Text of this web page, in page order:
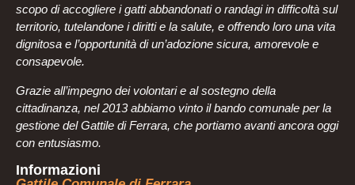
scopo di accogliere i gatti abbandonati o randagi in difficoltà sul
territorio, tutelandone i diritti e la salute, e offrendo loro una vita
dignitosa e l’opportunità di un’adozione sicura, amorevole e
consapevole.
Grazie all’impegno dei volontari e al sostegno della
cittadinanza, nel 2013 abbiamo vinto il bando comunale per la
gestione del Gattile di Ferrara, che portiamo avanti ancora oggi
con entusiasmo.
Informazioni